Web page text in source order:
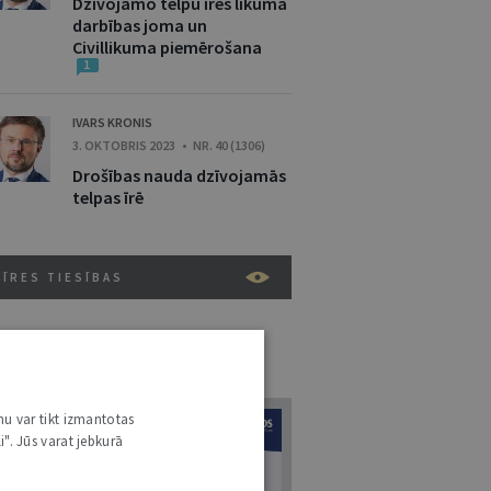
darbības joma un
Civillikuma piemērošana
1
IVARS KRONIS
3. OKTOBRIS 2023 • NR. 40 (1306)
Drošības nauda dzīvojamās
telpas īrē
ĪRES TIESĪBAS
7
var tikt izmantotas
Jūs varat jebkurā